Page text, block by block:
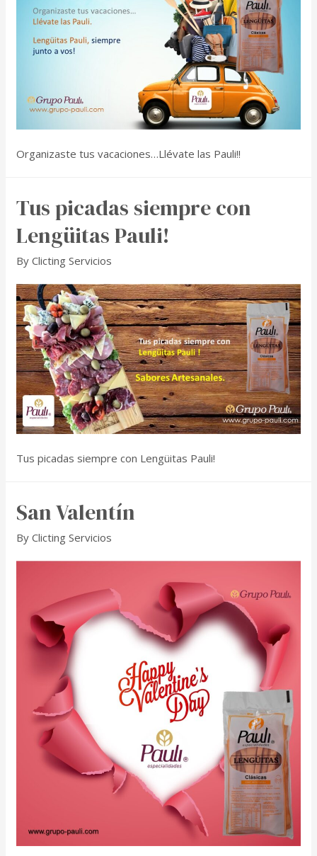
Organizaste tus vacaciones…Llévate las Pauli!!
Tus picadas siempre con
Lengüitas Pauli!
ByClicting Servicios
Tus picadas siempre con Lengüitas Pauli!
San Valentín
ByClicting Servicios